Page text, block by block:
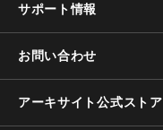
サポート情報
お問い合わせ
アーキサイト公式ストア